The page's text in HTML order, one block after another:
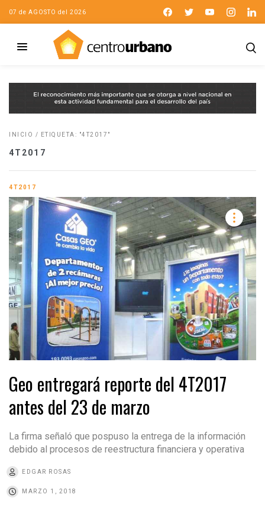
07 de AGOSTO del 2026
INICIO / ETIQUETA: "4T2017"
4T2017
4T2017
Geo entregará reporte del 4T2017
antes del 23 de marzo
La firma señaló que pospuso la entrega de la información
debido al procesos de reestructura financiera y operativa
EDGAR ROSAS
MARZO 1, 2018